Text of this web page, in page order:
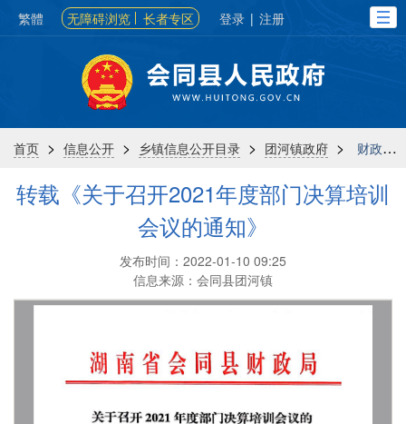
繁體 无障碍浏览 长者专区 登录 | 注册
首页 > 信息公开 > 乡镇信息公开目录 > 团河镇政府 > 财政信息
转载《关于召开2021年度部门决算培训
会议的通知》
发布时间：2022-01-10 09:25
信息来源：会同县团河镇